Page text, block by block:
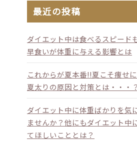
最近の投稿
ダイエット中は食べるスピード
早食いが体重に与える影響とは
これからが夏本番!!夏こそ痩せ
夏太りの原因と対策とは・・・？
ダイエット中に体重ばかりを気
ませんか？他にもダイエット中
てほしいこととは？